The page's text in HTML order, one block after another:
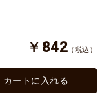
￥842 （税込）
カートに入れる